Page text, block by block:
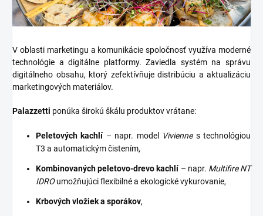
V oblasti marketingu a komunikácie spoločnosť využíva moderné
technológie a digitálne platformy. Zaviedla systém na správu
digitálneho obsahu, ktorý zefektívňuje distribúciu a aktualizáciu
marketingových materiálov.
Palazzetti ponúka širokú škálu produktov vrátane:
Peletových kachlí– napr. model Viviennes technológiou
T3 a automatickým čistením,
Kombinovaných peletovo-drevo kachlí– napr. Multifire NT
IDROumožňujúci flexibilné a ekologické vykurovanie,
Krbových vložiek a sporákov,